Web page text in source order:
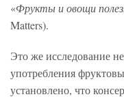
«Фрукты и овощи
Matters).
Это же исследование
употребления
установлено, что